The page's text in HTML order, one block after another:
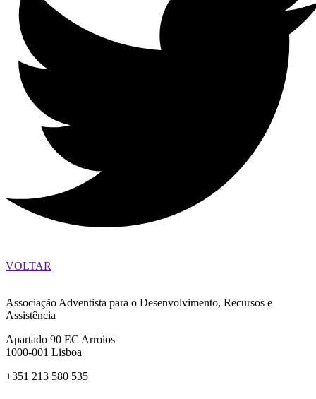
VOLTAR
Associação Adventista para o Desenvolvimento, Recursos e
Assistência
Apartado 90 EC Arroios
1000-001 Lisboa
+351 213 580 535